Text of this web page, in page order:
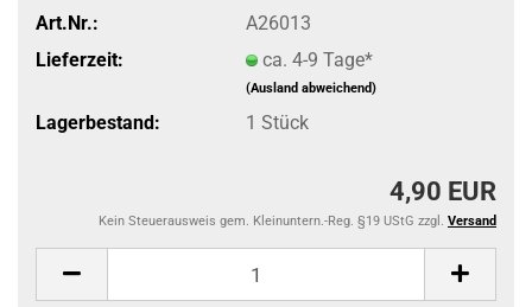
Art.Nr.:
A26013
Lieferzeit:
ca. 4-9 Tage*
(Ausland abweichend)
Lagerbestand: 1 Stück
4,90 EUR
Kein Steuerausweis gem. Kleinuntern.-Reg. §19 UStG zzgl. Versand